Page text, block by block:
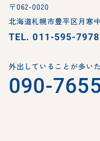
〒062-0020
北海道札幌市豊平区月寒
TEL.011-595-7978
外出していることが多いた
090-